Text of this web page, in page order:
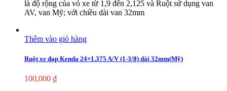
là độ rộng của vỏ xe từ 1,9 đến 2,125 và Ruột sử dụng van
AV, van Mỹ; với chiều dài van 32mm
Thêm vào giỏ hàng
Ruột xe đạp Kenda 24×1.375 A/V (1-3/8) dài 32mm(Mỹ)
100,000 ₫